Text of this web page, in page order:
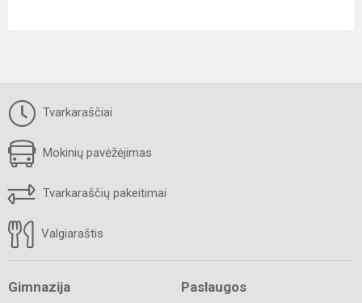
Tvarkaraščiai
Mokinių pavėžėjimas
Tvarkaraščių pakeitimai
Valgiaraštis
Gimnazija Paslaugos